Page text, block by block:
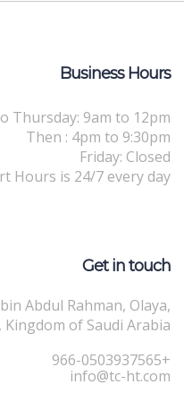
Business Hours
Thursday: 9am to 12pm
Then : 4pm to 9:30pm
Friday: Closed
Hours is 24/7 every day
Get in touch
Abdul Rahman, Olaya,
Kingdom of Saudi Arabia
+966-0503937565
info@tc-ht.com